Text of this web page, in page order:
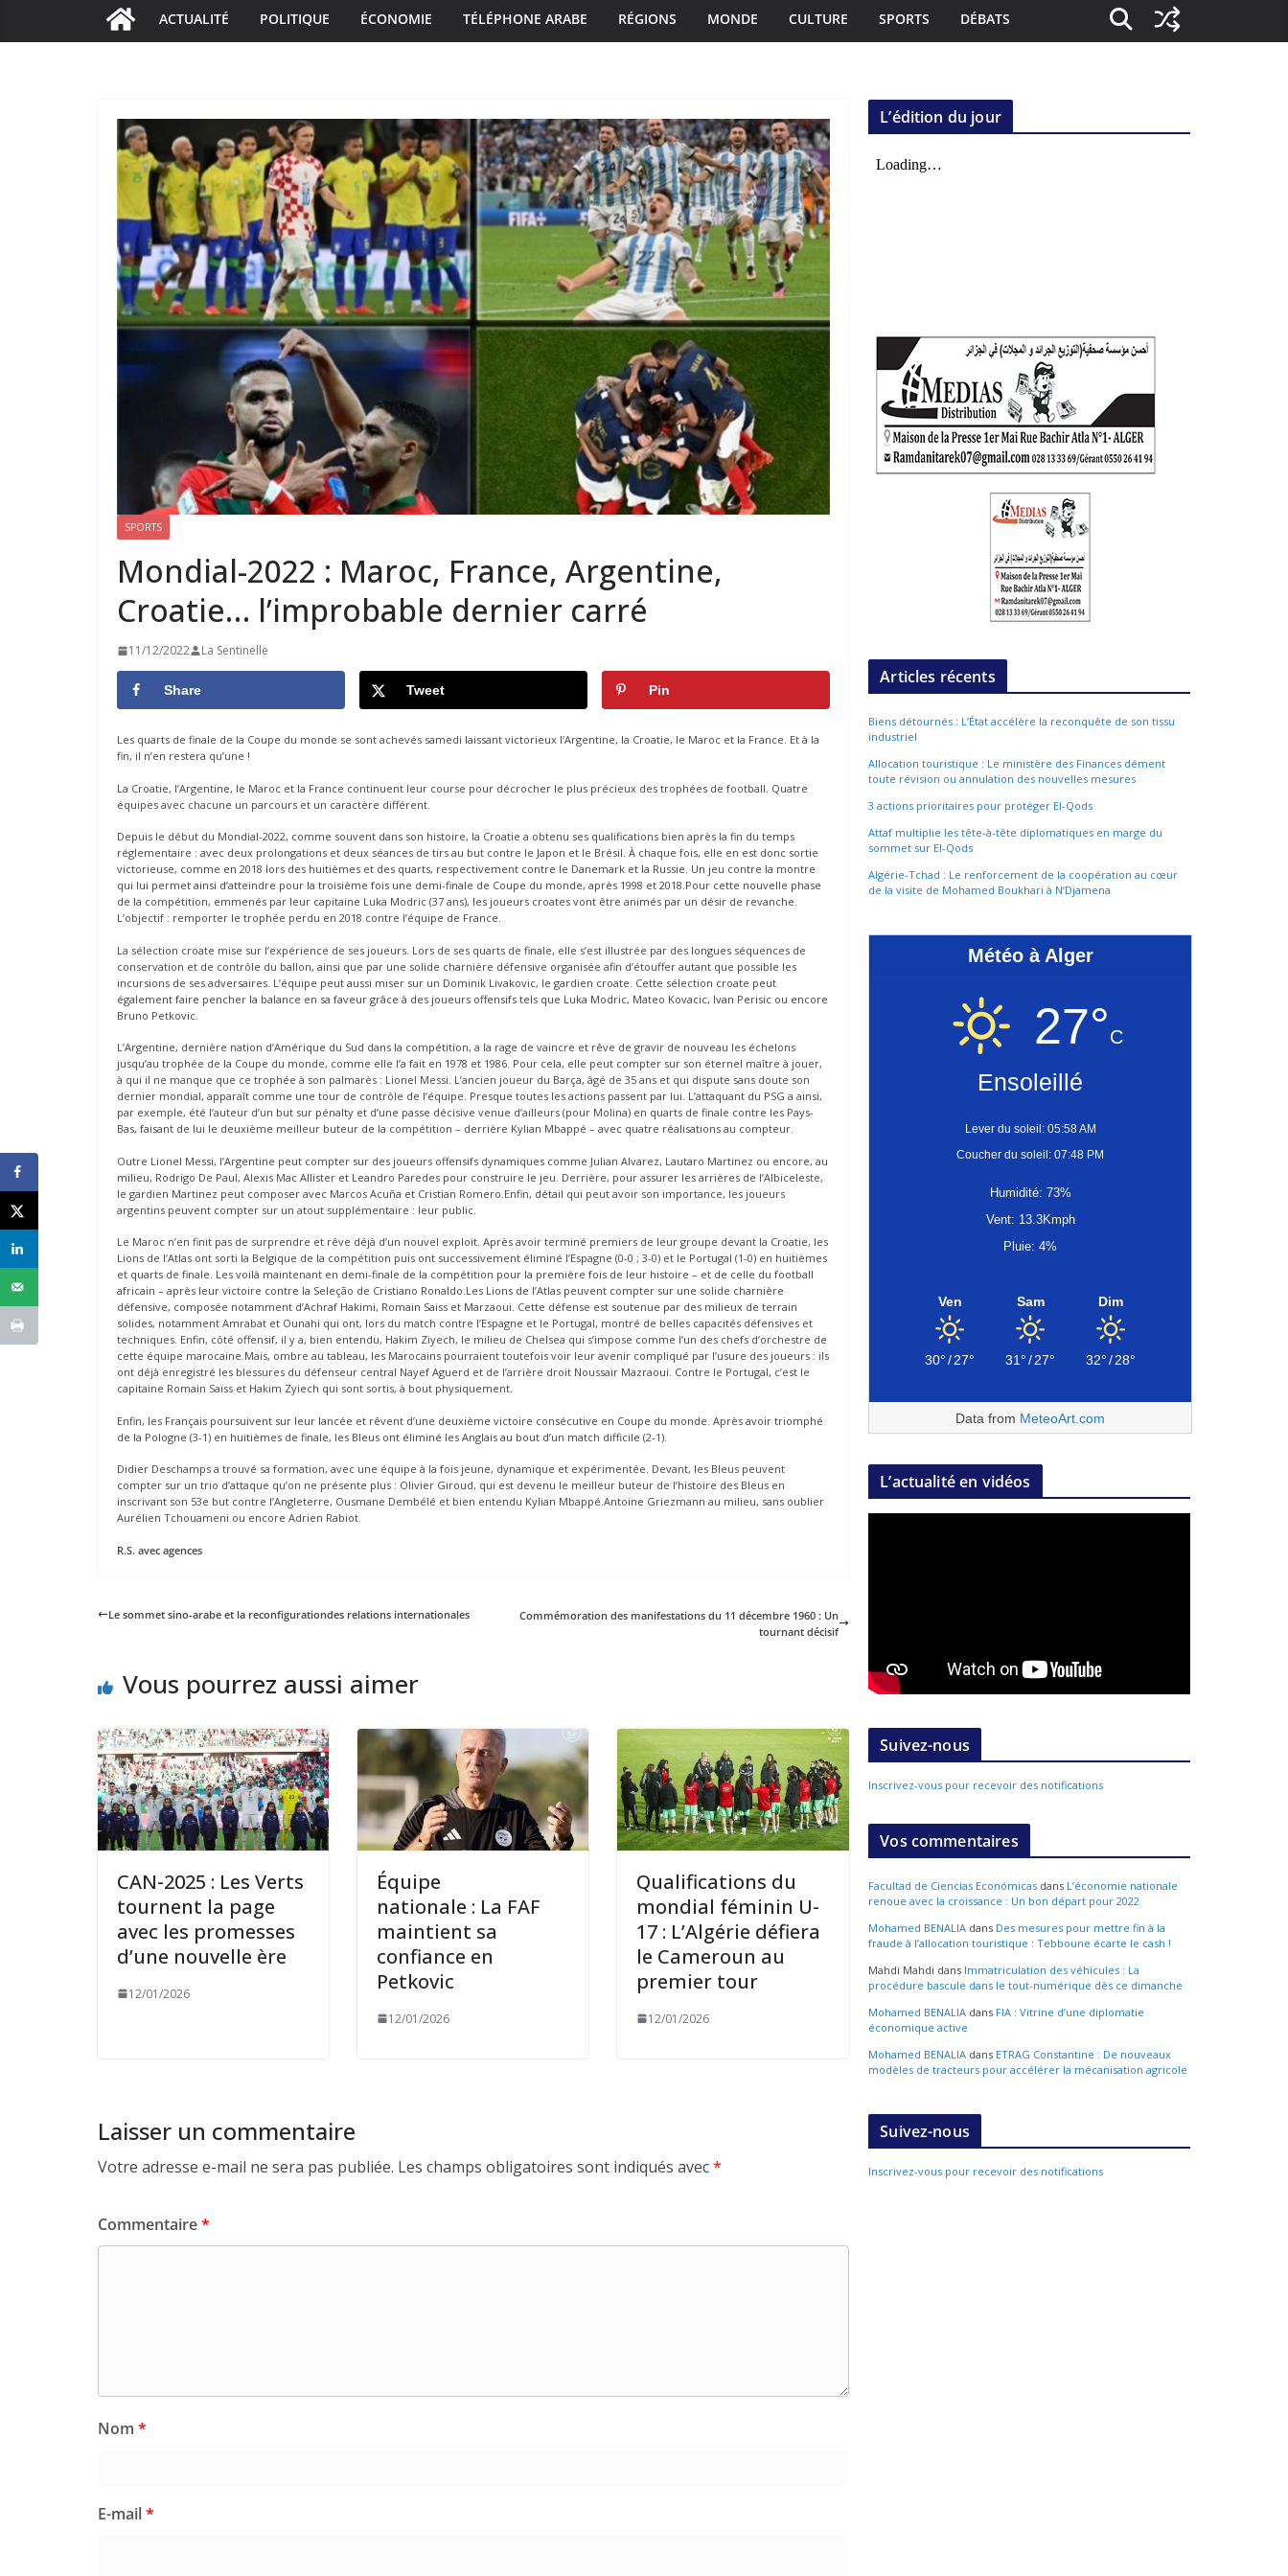
ACTUALITÉ POLITIQUE ÉCONOMIE TÉLÉPHONE ARABE RÉGIONS MONDE CULTURE SPORTS DÉBATS
SPORTS
Mondial-2022 : Maroc, France, Argentine,
Croatie… l’improbable dernier carré
11/12/2022 La Sentinelle
Share Tweet Pin
Les quarts de finale de la Coupe du monde se sont achevés samedi laissant victorieux l’Argentine, la Croatie, le Maroc et la France. Et à la
fin, il n’en restera qu’une !
La Croatie, l’Argentine, le Maroc et la France continuent leur course pour décrocher le plus précieux des trophées de football. Quatre
équipes avec chacune un parcours et un caractère différent.
Depuis le début du Mondial-2022, comme souvent dans son histoire, la Croatie a obtenu ses qualifications bien après la fin du temps
réglementaire : avec deux prolongations et deux séances de tirs au but contre le Japon et le Brésil. À chaque fois, elle en est donc sortie
victorieuse, comme en 2018 lors des huitièmes et des quarts, respectivement contre le Danemark et la Russie. Un jeu contre la montre
qui lui permet ainsi d’atteindre pour la troisième fois une demi-finale de Coupe du monde, après 1998 et 2018.Pour cette nouvelle phase
de la compétition, emmenés par leur capitaine Luka Modric (37 ans), les joueurs croates vont être animés par un désir de revanche.
L’objectif : remporter le trophée perdu en 2018 contre l’équipe de France.
La sélection croate mise sur l’expérience de ses joueurs. Lors de ses quarts de finale, elle s’est illustrée par des longues séquences de
conservation et de contrôle du ballon, ainsi que par une solide charnière défensive organisée afin d’étouffer autant que possible les
incursions de ses adversaires. L’équipe peut aussi miser sur un Dominik Livakovic, le gardien croate. Cette sélection croate peut
également faire pencher la balance en sa faveur grâce à des joueurs offensifs tels que Luka Modric, Mateo Kovacic, Ivan Perisic ou encore
Bruno Petkovic.
L’Argentine, dernière nation d’Amérique du Sud dans la compétition, a la rage de vaincre et rêve de gravir de nouveau les échelons
jusqu’au trophée de la Coupe du monde, comme elle l’a fait en 1978 et 1986. Pour cela, elle peut compter sur son éternel maître à jouer,
à qui il ne manque que ce trophée à son palmarès : Lionel Messi. L’ancien joueur du Barça, âgé de 35 ans et qui dispute sans doute son
dernier mondial, apparaît comme une tour de contrôle de l’équipe. Presque toutes les actions passent par lui. L’attaquant du PSG a ainsi,
par exemple, été l’auteur d’un but sur pénalty et d’une passe décisive venue d’ailleurs (pour Molina) en quarts de finale contre les Pays-
Bas, faisant de lui le deuxième meilleur buteur de la compétition – derrière Kylian Mbappé – avec quatre réalisations au compteur.
Outre Lionel Messi, l’Argentine peut compter sur des joueurs offensifs dynamiques comme Julian Alvarez, Lautaro Martinez ou encore, au
milieu, Rodrigo De Paul, Alexis Mac Allister et Leandro Paredes pour construire le jeu. Derrière, pour assurer les arrières de l’Albiceleste,
le gardien Martinez peut composer avec Marcos Acuña et Cristian Romero.Enfin, détail qui peut avoir son importance, les joueurs
argentins peuvent compter sur un atout supplémentaire : leur public.
Le Maroc n’en finit pas de surprendre et rêve déjà d’un nouvel exploit. Après avoir terminé premiers de leur groupe devant la Croatie, les
Lions de l’Atlas ont sorti la Belgique de la compétition puis ont successivement éliminé l’Espagne (0-0 ; 3-0) et le Portugal (1-0) en huitièmes
et quarts de finale. Les voilà maintenant en demi-finale de la compétition pour la première fois de leur histoire – et de celle du football
africain – après leur victoire contre la Seleção de Cristiano Ronaldo.Les Lions de l’Atlas peuvent compter sur une solide charnière
défensive, composée notamment d’Achraf Hakimi, Romain Saiss et Marzaoui. Cette défense est soutenue par des milieux de terrain
solides, notamment Amrabat et Ounahi qui ont, lors du match contre l’Espagne et le Portugal, montré de belles capacités défensives et
techniques. Enfin, côté offensif, il y a, bien entendu, Hakim Ziyech, le milieu de Chelsea qui s’impose comme l’un des chefs d’orchestre de
cette équipe marocaine.Mais, ombre au tableau, les Marocains pourraient toutefois voir leur avenir compliqué par l’usure des joueurs : ils
ont déjà enregistré les blessures du défenseur central Nayef Aguerd et de l’arrière droit Noussair Mazraoui. Contre le Portugal, c’est le
capitaine Romain Saïss et Hakim Zyiech qui sont sortis, à bout physiquement.
Enfin, les Français poursuivent sur leur lancée et rêvent d’une deuxième victoire consécutive en Coupe du monde. Après avoir triomphé
de la Pologne (3-1) en huitièmes de finale, les Bleus ont éliminé les Anglais au bout d’un match difficile (2-1).
Didier Deschamps a trouvé sa formation, avec une équipe à la fois jeune, dynamique et expérimentée. Devant, les Bleus peuvent
compter sur un trio d’attaque qu’on ne présente plus : Olivier Giroud, qui est devenu le meilleur buteur de l’histoire des Bleus en
inscrivant son 53e but contre l’Angleterre, Ousmane Dembélé et bien entendu Kylian Mbappé.Antoine Griezmann au milieu, sans oublier
Aurélien Tchouameni ou encore Adrien Rabiot.
R.S. avec agences
Le sommet sino-arabe et la reconfigurationdes relations internationales
Commémoration des manifestations du 11 décembre 1960 : Un
tournant décisif
Vous pourrez aussi aimer
CAN-2025 : Les Verts
tournent la page
avec les promesses
d’une nouvelle ère
12/01/2026
Équipe
nationale : La FAF
maintient sa
confiance en
Petkovic
12/01/2026
Qualifications du
mondial féminin U-
17 : L’Algérie défiera
le Cameroun au
premier tour
12/01/2026
Laisser un commentaire
Votre adresse e-mail ne sera pas publiée. Les champs obligatoires sont indiqués avec*
Commentaire*
Nom *
E-mail*
L’édition du jour
Articles récents
Biens détournés : L’État accélère la reconquête de son tissu
industriel
Allocation touristique : Le ministère des Finances dément
toute révision ou annulation des nouvelles mesures
3 actions prioritaires pour protéger El-Qods
Attaf multiplie les tête-à-tête diplomatiques en marge du
sommet sur El-Qods
Algérie-Tchad : Le renforcement de la coopération au cœur
de la visite de Mohamed Boukhari à N’Djamena
Météo à Alger
27°C
Ensoleillé
Lever du soleil: 05:58 AM
Coucher du soleil: 07:48 PM
Humidité: 73%
Vent: 13.3Kmph
Pluie: 4%
Ven
30°/27°
Sam
31°/27°
Dim
32°/28°
Data from MeteoArt.com
L’actualité en vidéos
Suivez-nous
Inscrivez-vous pour recevoir des notifications
Vos commentaires
Facultad de Ciencias Económicas dans L’économie nationale
renoue avec la croissance : Un bon départ pour 2022
Mohamed BENALIA dans Des mesures pour mettre fin à la
fraude à l’allocation touristique : Tebboune écarte le cash !
Mahdi Mahdi dans Immatriculation des véhicules : La
procédure bascule dans le tout-numérique dès ce dimanche
Mohamed BENALIA dans FIA : Vitrine d’une diplomatie
économique active
Mohamed BENALIA dans ETRAG Constantine : De nouveaux
modèles de tracteurs pour accélérer la mécanisation agricole
Suivez-nous
Inscrivez-vous pour recevoir des notifications